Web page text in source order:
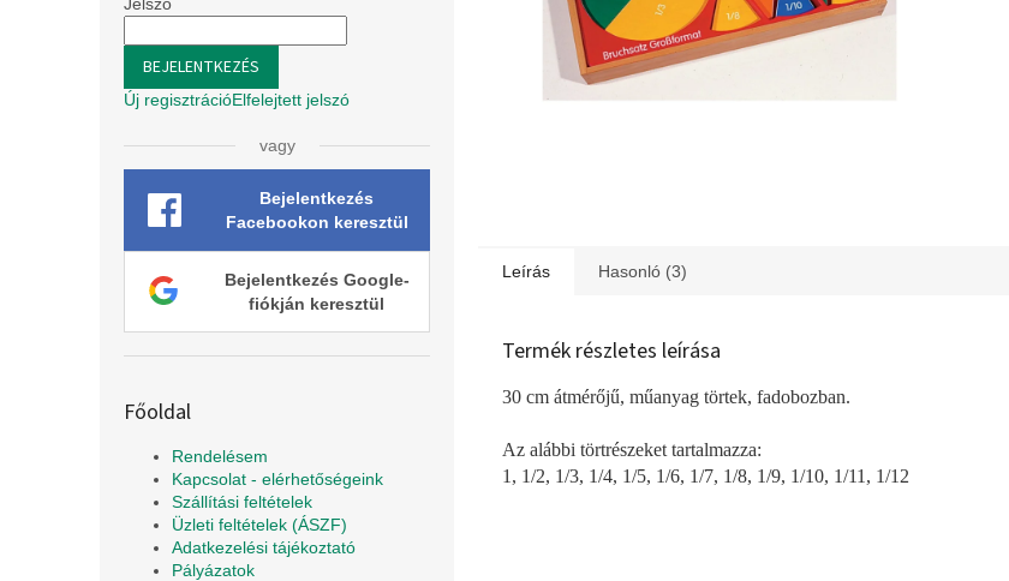
BEJELENTKEZÉS
Új regisztrációElfelejtett jelszó
vagy
Bejelentkezés
Facebookon keresztül
Bejelentkezés Google-
fiókján keresztül
Főoldal
Rendelésem
Kapcsolat - elérhetőségeink
Szállítási feltételek
Üzleti feltételek (ÁSZF)
Adatkezelési tájékoztató
Pályázatok
Leírás Hasonló (3)
Termék részletes leírása
30 cm átmérőjű, műanyag törtek, fadobozban.
Az alábbi törtrészeket tartalmazza:
1, 1/2, 1/3, 1/4, 1/5, 1/6, 1/7, 1/8, 1/9, 1/10, 1/11, 1/12